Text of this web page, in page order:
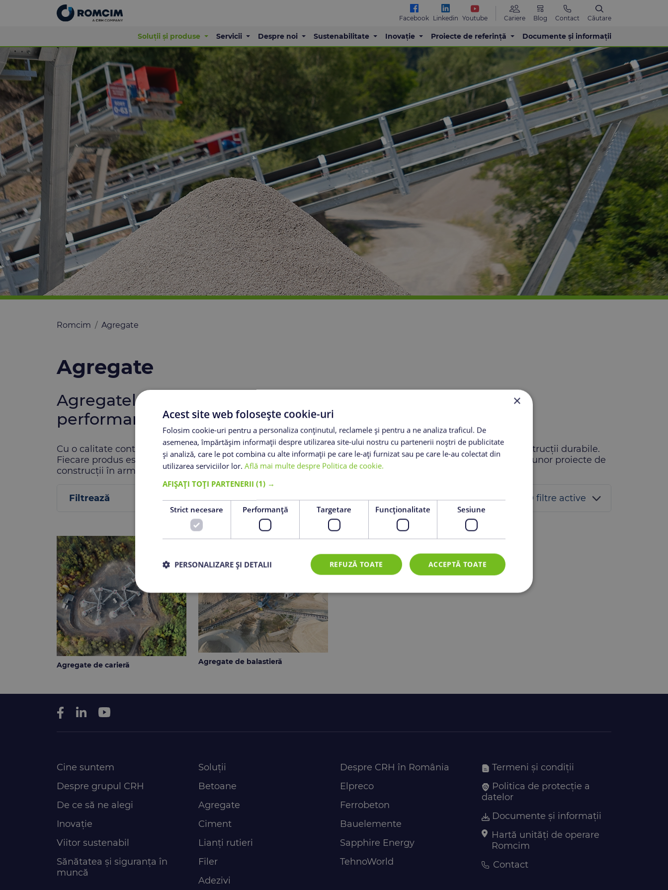
Facebook Linkedin Youtube Cariere Blog Contact Căutare
Soluții și produse Servicii Despre noi Sustenabilitate Inovație Proiecte de referință Documente și informații
Romcim Agregate
Agregate
Agregatele Romcim, piatra de temelie pentru construcții
performante
Cu o calitate controlată și testată riguros, agregatele Romcim asigură performanță superioară pentru construcții durabile.
Fiecare produs este verificat atent pentru a răspunde celor mai înalte standarde și contribuie la realizarea unor proiecte de
construcții în armonie cu mediul înconjurător.
Filtrează 0 filtre active
Agregate de carieră Agregate de balastieră
Cine suntem
Despre grupul CRH
De ce să ne alegi
Inovație
Viitor sustenabil
Sănătatea și siguranța în
muncă
Soluții
Betoane
Agregate
Ciment
Lianți rutieri
Filer
Adezivi
Despre CRH în România
Elpreco
Ferrobeton
Bauelemente
Sapphire Energy
TehnoWorld
Termeni și condiții
Politica de protecție a
datelor
Documente și informații
Hartă unități de operare
Romcim
Contact
×
Acest site web folosește cookie-uri
Folosim cookie-uri pentru a personaliza conținutul, reclamele și pentru a ne analiza traficul. De
asemenea, împărtășim informații despre utilizarea site-ului nostru cu partenerii noștri de publicitate
și analiză, care le pot combina cu alte informații pe care le-ați furnizat sau pe care le-au colectat din
utilizarea serviciilor lor. Află mai multe despre Politica de cookie.
AFIȘAȚI TOȚI PARTENERII (1) →
Strict necesare Performanță Targetare Funcţionalitate Sesiune
ACCEPTĂ TOATE
REFUZĂ TOATE
PERSONALIZARE ȘI DETALII